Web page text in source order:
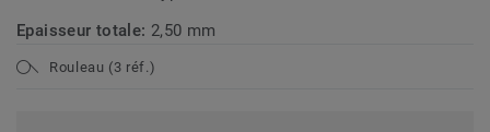
Epaisseur totale: 2,50 mm
Rouleau (3 réf.)